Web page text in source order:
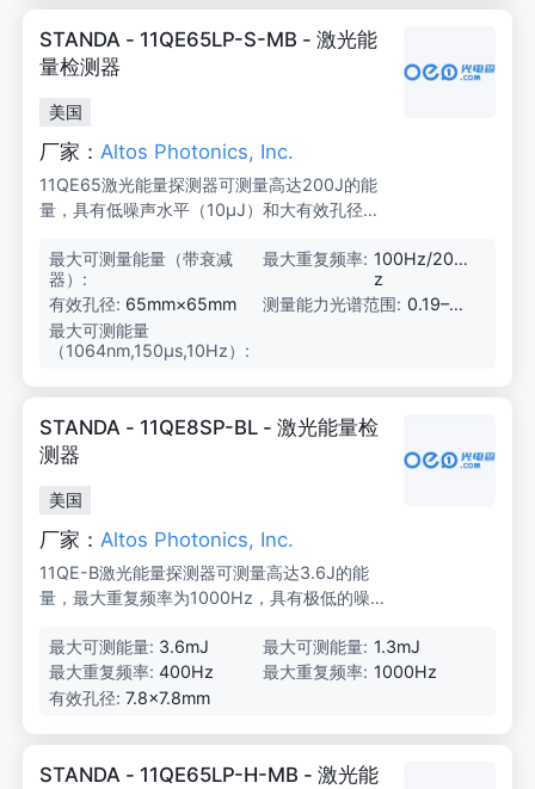
STANDA - 11QE65LP-S-MB - 激光能
量检测器
美国
厂家： Altos Photonics, Inc.
11QE65激光能量探测器可测量高达200J的能
量，具有低噪声水平（10μJ）和大有效孔径
验室应用。
最大可测量能量（带衰减
器）:
2
0
J
最大重复频率: 100Hz/20H
z
有效孔径: 65mm×65mm 测量能力光谱范围: 0.19–20
最大可测能量
（1064nm,150μs,10Hz）:
0
STANDA - 11QE8SP-BL - 激光能量检
测器
美国
厂家： Altos Photonics, Inc.
11QE-B激光能量探测器可测量高达3.6J的能
量，最大重复频率为1000Hz，具有极低的噪
实验室应用。
最大可测能量: 3.6mJ 最大可测能量: 1.3mJ
最大重复频率: 400Hz 最大重复频率: 1000Hz
有效孔径: 7.8×7.8mm
STANDA - 11QE65LP-H-MB - 激光能